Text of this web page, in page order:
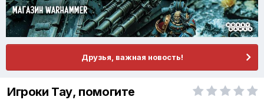
Друзья, важная новость!
Игроки Тау, помогите